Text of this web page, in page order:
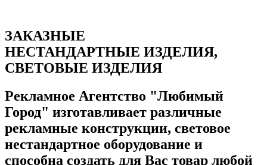
ЗАКАЗНЫЕ
НЕСТАНДАРТНЫЕ ИЗДЕЛИЯ,
СВЕТОВЫЕ ИЗДЕЛИЯ
Рекламное Агентство "Любимый
Город" изготавливает различные
рекламные конструкции, световое
нестандартное оборудование и
способна создать для Вас товар любой